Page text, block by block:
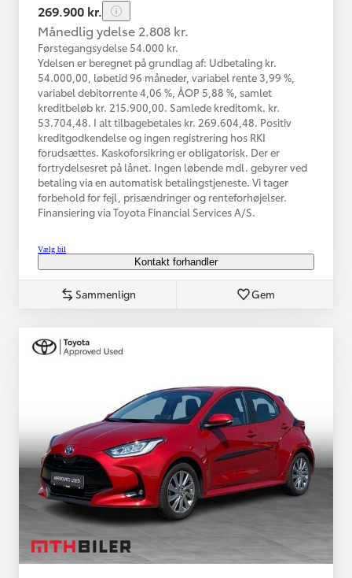
269.900 kr.
Månedlig ydelse 2.808 kr.
Førstegangsydelse 54.000 kr.
Ydelsen er beregnet på grundlag af: Udbetaling kr.
54.000,00, løbetid 96 måneder, variabel rente 3,99 %,
variabel debitorrente 4,06 %, ÅOP 5,88 %, samlet
kreditbeløb kr. 215.900,00. Samlede kreditomk. kr.
53.704,48. I alt tilbagebetales kr. 269.604,48. Positiv
kreditgodkendelse og ingen registrering hos RKI
forudsættes. Kaskoforsikring er obligatorisk. Der er
fortrydelsesret på lånet. Ingen løbende mdl. gebyrer ved
betaling via en automatisk betalingstjeneste. Vi tager
forbehold for fejl, prisændringer og renteforhøjelser.
Finansiering via Toyota Financial Services A/S.
Vælg bil
Kontakt forhandler
Sammenlign Gem